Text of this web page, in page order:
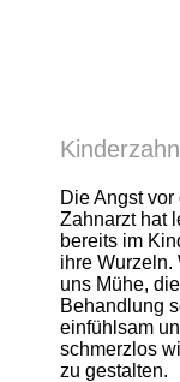
Die Angst vor
Zahnarzt hat
bereits im
ihre Wurzeln.
uns Mühe, die
Behandlung
einfühlsam
schmerzlos
zu gestalten.